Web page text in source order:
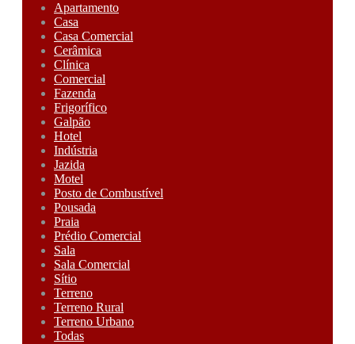
Apartamento
Casa
Casa Comercial
Cerâmica
Clínica
Comercial
Fazenda
Frigorífico
Galpão
Hotel
Indústria
Jazida
Motel
Posto de Combustível
Pousada
Praia
Prédio Comercial
Sala
Sala Comercial
Sítio
Terreno
Terreno Rural
Terreno Urbano
Todas